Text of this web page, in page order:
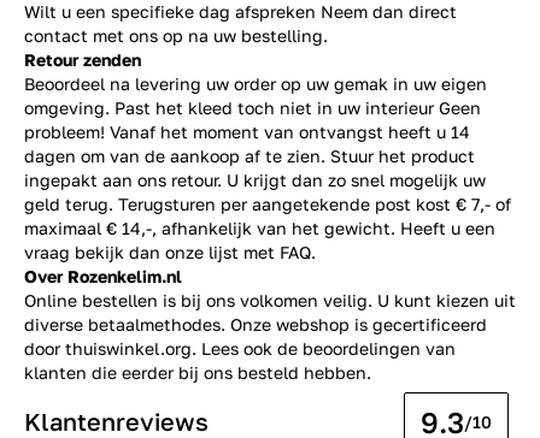
Wilt u een specifieke dag afspreken Neem dan direct
contact met ons op na uw bestelling.
Retour zenden
Beoordeel na levering uw order op uw gemak in uw eigen
omgeving. Past het kleed toch niet in uw interieur Geen
probleem! Vanaf het moment van ontvangst heeft u 14
dagen om van de aankoop af te zien. Stuur het product
ingepakt aan ons retour. U krijgt dan zo snel mogelijk uw
geld terug. Terugsturen per aangetekende post kost € 7,- of
maximaal € 14,-, afhankelijk van het gewicht. Heeft u een
vraag bekijk dan onze lijst met FAQ.
Over Rozenkelim.nl
Online bestellen is bij ons volkomen veilig. U kunt kiezen uit
diverse betaalmethodes. Onze webshop is gecertificeerd
door thuiswinkel.org. Lees ook de beoordelingen van
klanten die eerder bij ons besteld hebben.
Klantenreviews 9.3/10